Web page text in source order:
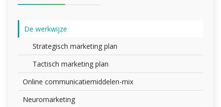
De werkwijze
Strategisch marketing plan
Tactisch marketing plan
Online communicatiemiddelen-mix
Neuromarketing